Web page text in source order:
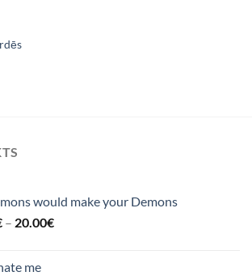
would make your Demons
– 20.00€
me